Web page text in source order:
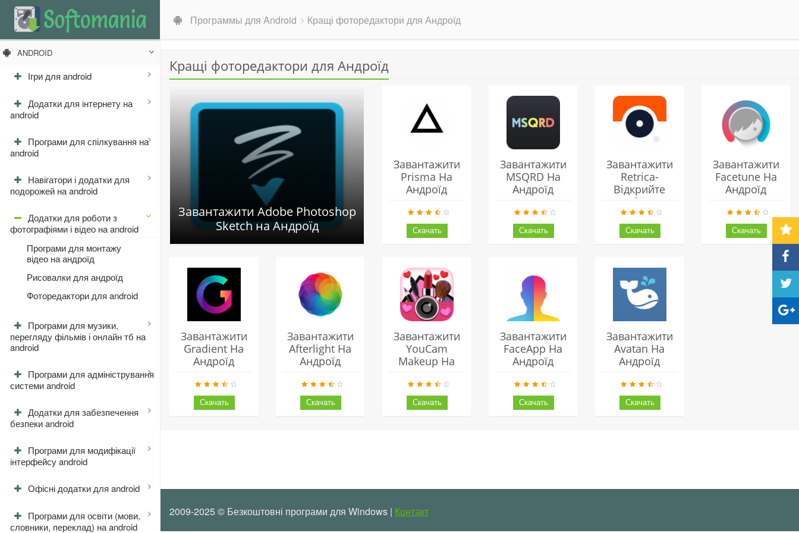
Программы для Android Кращі фоторедактори для Андроїд
Кращі фоторедактори для Андроїд
Завантажити Adobe Photoshop
Sketch на Андроїд
Завантажити
Prisma На
Андроїд
Завантажити
MSQRD На
Андроїд
Завантажити
Retrica-
Відкрийте
Себе На
Андроїд
Завантажити
Facetune На
Андроїд
Завантажити
Gradient На
Андроїд
Завантажити
Afterlight На
Андроїд
Завантажити
YouCam
Makeup На
Завантажити
FaceApp На
Андроїд
Завантажити
Avatan На
Андроїд
ANDROID
Ігри для android
Додатки для інтернету на
android
Програми для спілкування на
android
Навігатори і додатки для
подорожей на android
Додатки для роботи з
фотографіями і відео на android
Програми для монтажу
відео на андроїд
Рисовалки для андроїд
Фоторедактори для android
Програми для музики,
перегляду фільмів і онлайн тб на
android
Програми для адміністрування
системи android
Додатки для забезпечення
безпеки android
Програми для модифікації
інтерфейсу android
Офісні додатки для android
Програми для освіти (мови,
словники, переклад) на android
2009-2025 © Безкоштовні програми для Windows | Контакт